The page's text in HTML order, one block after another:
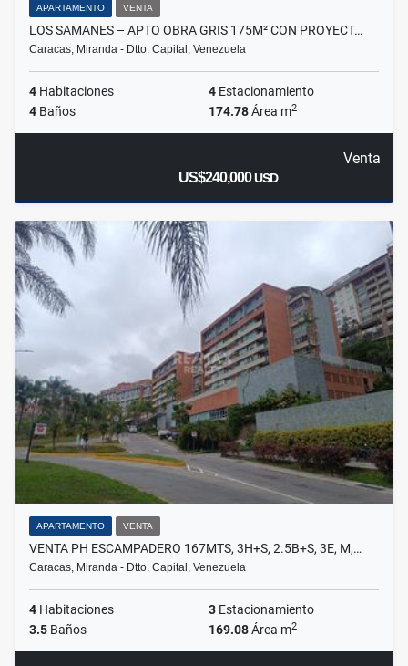
APARTAMENTO VENTA
LOS SAMANES – APTO OBRA GRIS 175M² CON PROYECT…
Caracas, Miranda - Dtto. Capital, Venezuela
4 Habitaciones 4 Estacionamiento
4 Baños 174.78Área m2
Venta
US$240,000USD
APARTAMENTO VENTA
VENTA PH ESCAMPADERO 167MTS, 3H+S, 2.5B+S, 3E, M,…
Caracas, Miranda - Dtto. Capital, Venezuela
4 Habitaciones 3 Estacionamiento
3.5 Baños 169.08Área m2